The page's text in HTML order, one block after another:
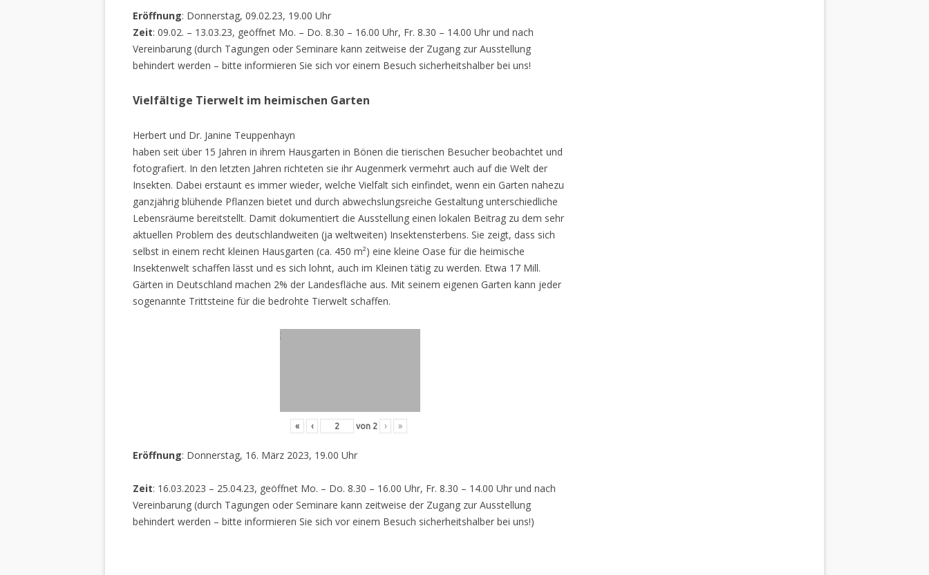
Eröffnung: Donnerstag, 09.02.23, 19.00 Uhr
Zeit: 09.02. – 13.03.23, geöffnet Mo. – Do. 8.30 – 16.00 Uhr, Fr. 8.30 – 14.00 Uhr und nach
Vereinbarung (durch Tagungen oder Seminare kann zeitweise der Zugang zur Ausstellung
behindert werden – bitte informieren Sie sich vor einem Besuch sicherheitshalber bei uns!
Vielfältige Tierwelt im heimischen Garten
Herbert und Dr. Janine Teuppenhayn
haben seit über 15 Jahren in ihrem Hausgarten in Bönen die tierischen Besucher beobachtet und
fotografiert. In den letzten Jahren richteten sie ihr Augenmerk vermehrt auch auf die Welt der
Insekten. Dabei erstaunt es immer wieder, welche Vielfalt sich einfindet, wenn ein Garten nahezu
ganzjährig blühende Pflanzen bietet und durch abwechslungsreiche Gestaltung unterschiedliche
Lebensräume bereitstellt. Damit dokumentiert die Ausstellung einen lokalen Beitrag zu dem sehr
aktuellen Problem des deutschlandweiten (ja weltweiten) Insektensterbens. Sie zeigt, dass sich
selbst in einem recht kleinen Hausgarten (ca. 450 m²) eine kleine Oase für die heimische
Insektenwelt schaffen lässt und es sich lohnt, auch im Kleinen tätig zu werden. Etwa 17 Mill.
Gärten in Deutschland machen 2% der Landesfläche aus. Mit seinem eigenen Garten kann jeder
sogenannte Trittsteine für die bedrohte Tierwelt schaffen.
« ‹ von 2 › »
Eröffnung: Donnerstag, 16. März 2023, 19.00 Uhr
Zeit: 16.03.2023 – 25.04.23, geöffnet Mo. – Do. 8.30 – 16.00 Uhr, Fr. 8.30 – 14.00 Uhr und nach
Vereinbarung (durch Tagungen oder Seminare kann zeitweise der Zugang zur Ausstellung
behindert werden – bitte informieren Sie sich vor einem Besuch sicherheitshalber bei uns!)